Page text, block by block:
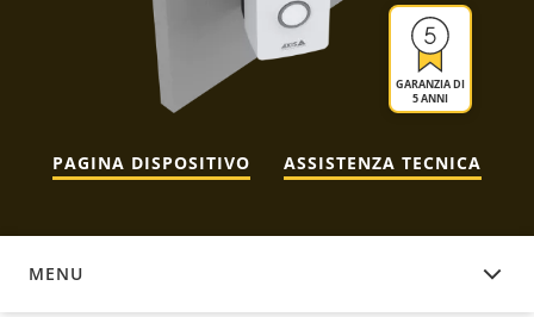
GARANZIA DI
5 ANNI
PAGINA DISPOSITIVO ASSISTENZA TECNICA
MENU
DOCUMENTAZIONE